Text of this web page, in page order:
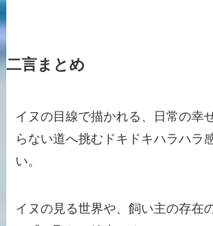
二言まとめ
イヌの目線で描かれる、日常の幸
らない道へ挑むドキドキハラハラ
い。
イヌの見る世界や、飼い主の存在